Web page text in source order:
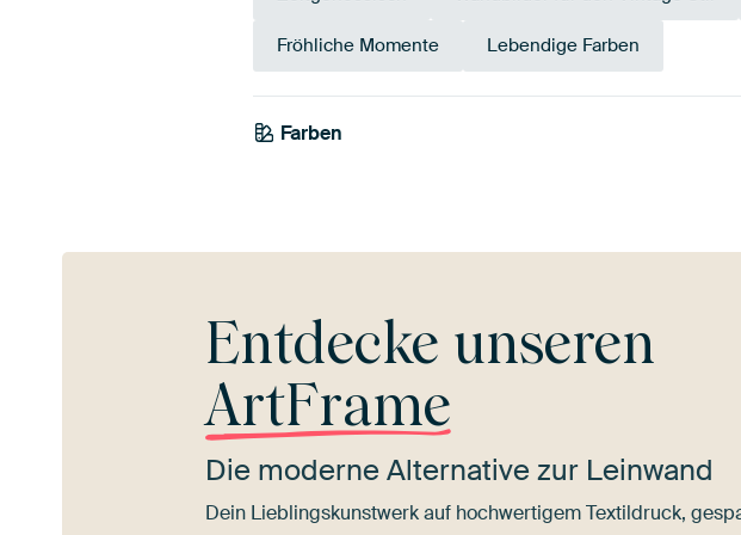
Fröhliche Momente Lebendige Farben
Farben
Teal
Entdecke unseren
ArtFrame
Die moderne Alternative zur Leinwand
Dein Lieblingskunstwerk auf hochwertigem Textildruck,